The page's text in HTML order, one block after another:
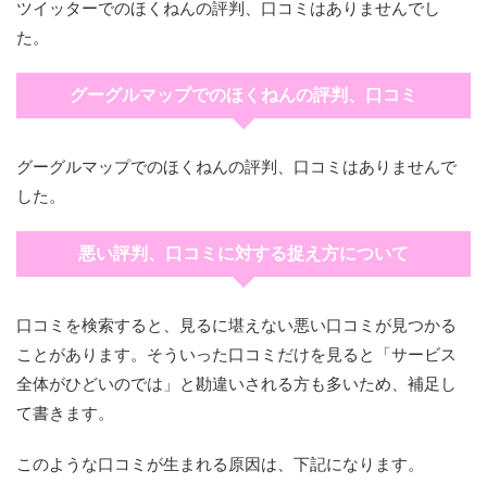
ツイッターでのほくねんの評判、口コミはありませんでし
た。
グーグルマップでのほくねんの評判、口コミ
グーグルマップでのほくねんの評判、口コミはありませんで
した。
悪い評判、口コミに対する捉え方について
口コミを検索すると、見るに堪えない悪い口コミが見つかる
ことがあります。そういった口コミだけを見ると「サービス
全体がひどいのでは」と勘違いされる方も多いため、補足し
て書きます。
このような口コミが生まれる原因は、下記になります。